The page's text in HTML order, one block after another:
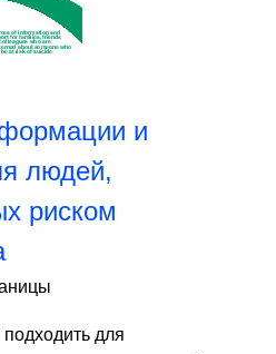
и
людей,
риском
для